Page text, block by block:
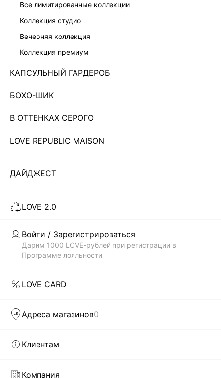
все лимитированные коллекции
коллекция студио
вечерняя коллекция
коллекция премиум
КАПСУЛЬНЫЙ ГАРДЕРОБ
БОХО-ШИК
В ОТТЕНКАХ СЕРОГО
LOVE REPUBLIC MAISON
ДАЙДЖЕСТ
LOVE 2.0
Войти / Зарегистрироваться
Дарим 1000 LOVE-рублей при регистрации в
Программе лояльности
LOVE CARD
Адреса магазинов0
Клиентам
Компания
ТРИКОТАЖНЫЕ БРЮКИ ИЗ ХЛОПКА
Показано 0 из 21 товаров
КАТАЛОГ
КОМПАНИЯ
КЛИЕНТАМ
ЛИЧНЫЙ КАБИНЕТ